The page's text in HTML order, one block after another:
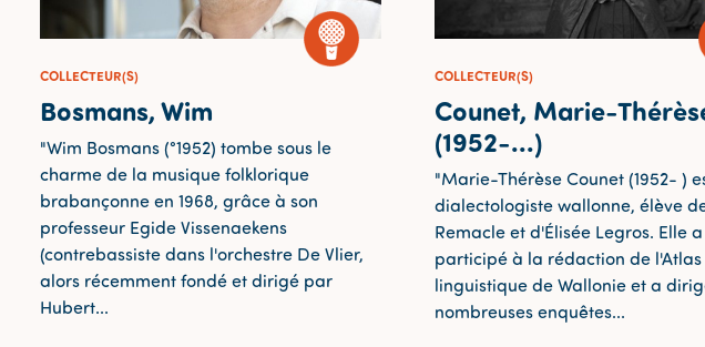
COLLECTEUR(S)
Bosmans, Wim
"Wim Bosmans (°1952) tombe sous le
charme de la musique folklorique
brabançonne en 1968, grâce à son
professeur Egide Vissenaekens
(contrebassiste dans l'orchestre De Vlier,
alors récemment fondé et dirigé par
Hubert...
COLLECTEUR(S)
Counet, Marie-
(1952-...)
"Marie-Thérèse Counet (1952- )
dialectologiste wallonne, élève
Remacle et d'Élisée Legros. Elle a
participé à la rédaction de l'Atlas
linguistique de Wallonie et a
nombreuses enquêtes...